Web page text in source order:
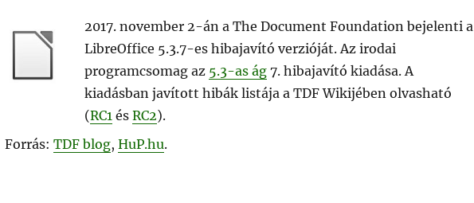
2017. november 2-án a The Document Foundation bejelenti a
LibreOffice 5.3.7-es hibajavító verzióját. Az irodai
programcsomag az 5.3-as ág7. hibajavító kiadása. A
kiadásban javított hibák listája a TDF Wikijében olvasható
(RC1és RC2).
Forrás: TDF blog, HuP.hu.